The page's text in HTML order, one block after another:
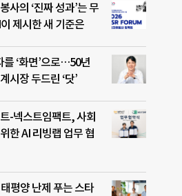
사의 ‘진짜 성과’는 무
제시한 새 기준은
를 ‘화면’으로…50년
시장 두드린 ‘닷’
-넥스트임팩트, 사회
한 AI 리빙랩 업무 협
평양 난제 푸는 스타